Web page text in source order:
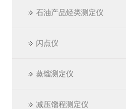
石油产品烃类测定仪
闪点仪
蒸馏测定仪
减压馏程测定仪